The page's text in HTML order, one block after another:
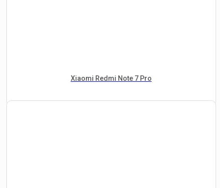
Xiaomi Redmi Note 7 Pro